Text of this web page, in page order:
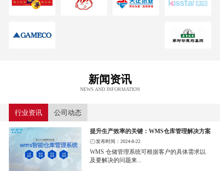
新闻资讯
NEWS AND INFORMATION
行业资讯 公司动态
提升生产效率的关键：WMS仓库管理解决方案
发布时间：2024-8-22
WMS 仓储管理系统可根据客户的具体需求以
及要解决的问题来...